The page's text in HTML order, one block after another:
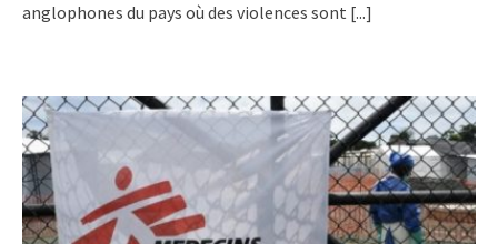
anglophones du pays où des violences sont [...]